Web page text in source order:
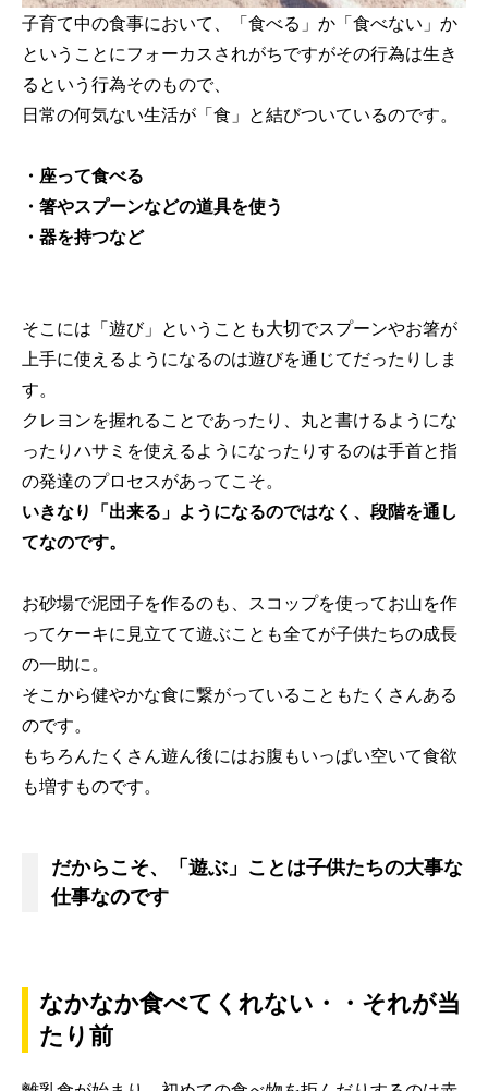
子育て中の食事において、「食べる」か「食べない」か
ということにフォーカスされがちですがその行為は生き
るという行為そのもので、
日常の何気ない生活が「食」と結びついているのです。
・座って食べる
・箸やスプーンなどの道具を使う
・器を持つなど
そこには「遊び」ということも大切でスプーンやお箸が
上手に使えるようになるのは遊びを通じてだったりしま
す。
クレヨンを握れることであったり、丸と書けるようにな
ったりハサミを使えるようになったりするのは手首と指
の発達のプロセスがあってこそ。
いきなり「出来る」ようになるのではなく、段階を通し
てなのです。
お砂場で泥団子を作るのも、スコップを使ってお山を作
ってケーキに見立てて遊ぶことも全てが子供たちの成長
の一助に。
そこから健やかな食に繋がっていることもたくさんある
のです。
もちろんたくさん遊ん後にはお腹もいっぱい空いて食欲
も増すものです。
だからこそ、「遊ぶ」ことは子供たちの大事な
仕事なのです
なかなか食べてくれない・・それが当
たり前